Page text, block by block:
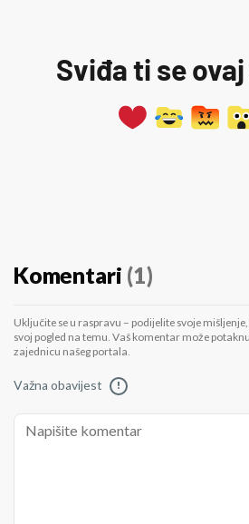
Sviđa ti se
Komentari (1)
Uključite se u raspravu – podijelite svoje
svoj pogled na temu. Vaš komentar može
zajednicu našeg portala.
Važna obavijest !